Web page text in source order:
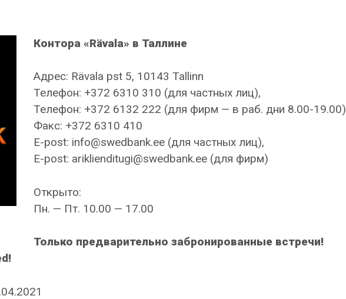
Контора «Rävala» в Таллине
Адрес: Rävala pst 5, 10143 Tallinn
Телефон: +372 6310 310 (для частных лиц),
Телефон: +372 6132 222 (для фирм — в раб. дни 8.00-19.00)
Факс: +372 6310 410
E-post: info@swedbank.ee (для частных лиц),
E-post: ariklienditugi@swedbank.ee (для фирм)
Открыто:
Пн. — Пт. 10.00 — 17.00
Только предварительно забронированные встречи!